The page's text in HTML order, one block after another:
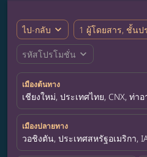
ไป-กลับ expand_more 1 ผู้โดยสาร, ชั้นป
รหัสโปรโมชั่น expand_more
เมืองต้นทาง
เชียงใหม่, ประเทศไทย, CNX, ท่
เมืองปลายทาง
วอชิงตัน, ประเทศสหรัฐอเมริกา,